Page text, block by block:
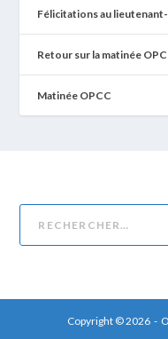
Félicitations au
Retour sur la matinée
Matinée OPCC
Copyright © 2026 -